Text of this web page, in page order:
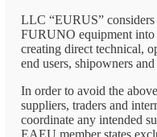
LLC “EURUS”
FURUNO equipment into
creating direct technical,
end users, shipowners
In order to avoid the
suppliers, traders and
coordinate any intended
EAEU member states